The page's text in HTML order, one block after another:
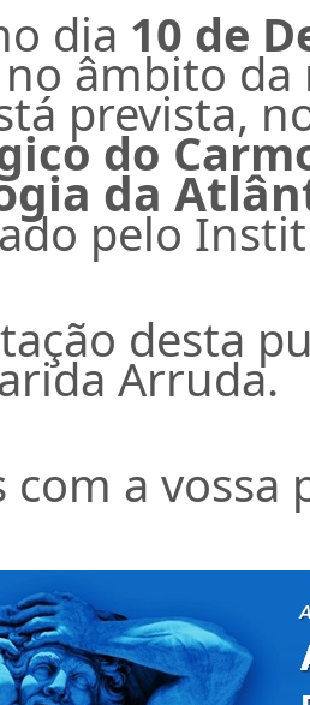
dia 10 de
âmbito da
prevista,
do
da
pelo
desta
Arruda.
a vossa